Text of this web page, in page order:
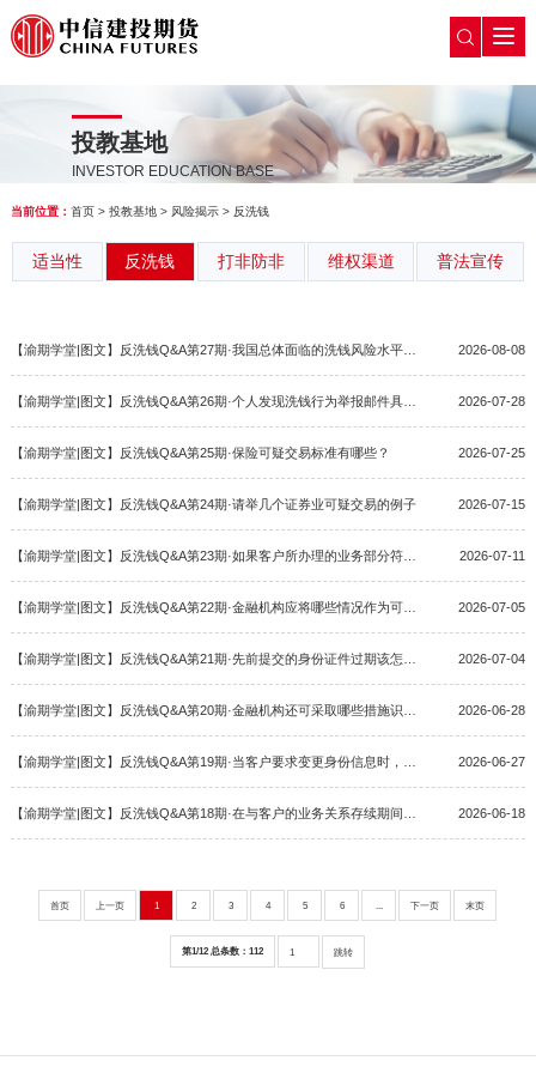
投教基地
INVESTOR EDUCATION BASE
当前位置： 首页> 投教基地> 风险揭示> 反洗钱
适当性 反洗钱 打非防非 维权渠道 普法宣传
【渝期学堂|图文】反洗钱Q&A第27期·我国总体面临的洗钱风险水平如何？ 2026-08-08
【渝期学堂|图文】反洗钱Q&A第26期·个人发现洗钱行为举报邮件具体信息是？ 2026-07-28
【渝期学堂|图文】反洗钱Q&A第25期·保险可疑交易标准有哪些？ 2026-07-25
【渝期学堂|图文】反洗钱Q&A第24期·请举几个证券业可疑交易的例子 2026-07-15
【渝期学堂|图文】反洗钱Q&A第23期·如果客户所办理的业务部分符合洗钱特征，银行会拒绝交易吗？ 2026-07-11
【渝期学堂|图文】反洗钱Q&A第22期·金融机构应将哪些情况作为可疑情况上报？ 2026-07-05
【渝期学堂|图文】反洗钱Q&A第21期·先前提交的身份证件过期该怎么办？ 2026-07-04
2026-06-28
2026-06-27
2026-06-18
首页 上一页 1 2 3 4 5 6 ... 下一页 末页
第1/12 总条数：112